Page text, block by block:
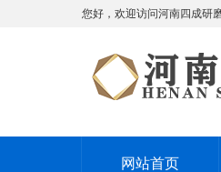
您好，欢迎访问河南四成研
网站首页